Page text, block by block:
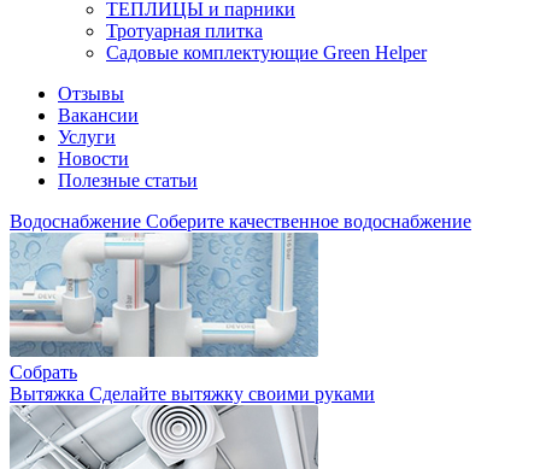
ТЕПЛИЦЫ и парники
Тротуарная плитка
Садовые комплектующие Green Helper
Отзывы
Вакансии
Услуги
Новости
Полезные статьи
Водоснабжение Соберите качественное водоснабжение
Собрать
Вытяжка Сделайте вытяжку своими руками